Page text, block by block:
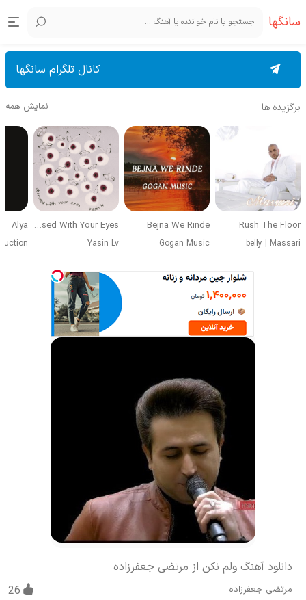
سانگها
کانال تلگرام سانگها
برگزیده ها نمایش همه
Rush The Floor
belly | Massari
Bejna We Rinde
Gogan Music
Obsessed With Your Eyes
Yasin Lv
Alya
دانلود آهنگ ولم نکن از مرتضی جعفرزاده
مرتضی جعفرزاده 26